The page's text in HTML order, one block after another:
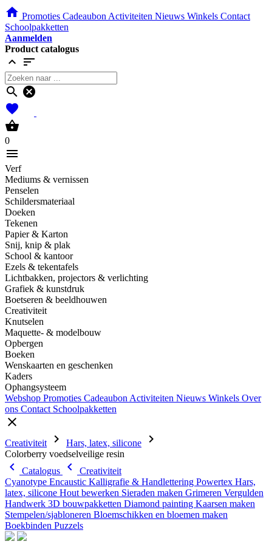
home Promoties Cadeaubon Activiteiten Nieuws Winkels Contact
Schoolpakketten
Aanmelden
Product catalogus
expand_less sort
search cancel
favorites
shopping_basket
0
menu
Verf
Mediums & vernissen
Penselen
Schildersmateriaal
Doeken
Tekenen
Papier & Karton
Snij, knip & plak
School & kantoor
Ezels & tekentafels
Lichtbakken, projectors & verlichting
Grafiek & kunstdruk
Boetseren & beeldhouwen
Creativiteit
Knutselen
Maquette- & modelbouw
Opbergen
Boeken
Wenskaarten en geschenken
Kaders
Ophangsysteem
Webshop Promoties Cadeaubon Activiteiten Nieuws Winkels Over
ons Contact Schoolpakketten
close
Creativiteit chevron_right Hars, latex, silicone chevron_right
Colorberry voedselveilige resin
chevron_left Catalogus chevron_left
Creativiteit
Cyanotype Encaustic Kalligrafie & Handlettering Powertex Hars,
latex, silicone Hout bewerken Sieraden maken Grimeren Vergulden
Handwerk 3D bouwpakketten Diamond painting Kaarsen maken
Stempelen/sjabloneren Bloemschikken en bloemen maken
Boekbinden Puzzels